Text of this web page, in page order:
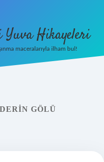
Yuva Hikayeleri
maceralarıyla ilham bul!
GÖLÜ